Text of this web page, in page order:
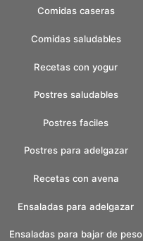
Comidas caseras
Comidas saludables
Recetas con yogur
Postres saludables
Postres faciles
Postres para adelgazar
Recetas con avena
Ensaladas para adelgazar
Ensaladas para bajar de peso